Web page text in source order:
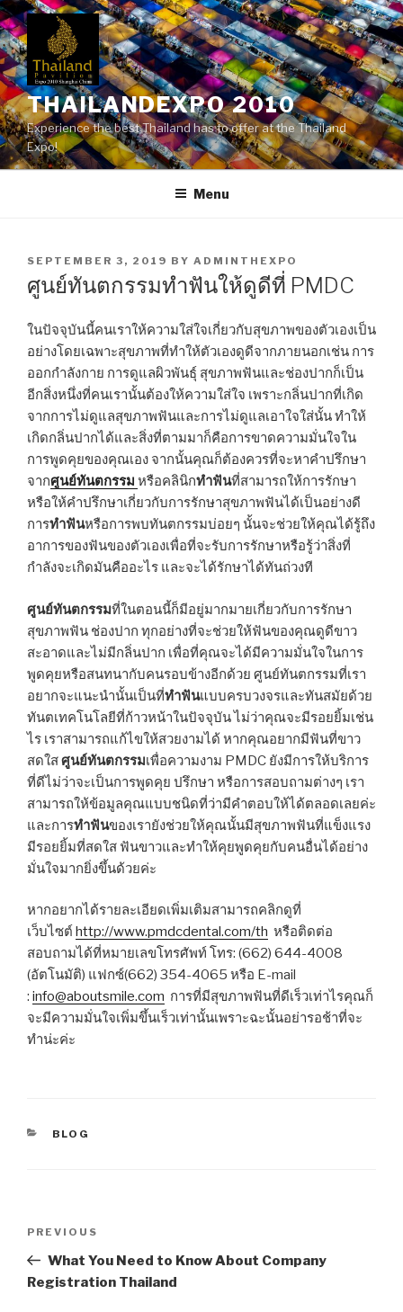
Skip
to
content
THAILANDEXPO 2010
Experience the best Thailand has to offer at the Thailand
Expo!
Menu
POSTED
SEPTEMBER 3, 2019 BY ADMINTHEXPO
ศูนย์ทันตกรรมทำฟันให้ดูดีที่ PMDC
ในปัจจุบันนี้คนเราให้ความใส่ใจเกี่ยวกับสุขภาพของตัวเองเป็น
อย่างโดยเฉพาะสุขภาพที่ทำให้ตัวเองดูดีจากภายนอกเช่น การ
ออกกำลังกาย การดูแลผิวพันธุ์ สุขภาพฟันและช่องปากก็เป็น
อีกสิ่งหนึ่งที่คนเรานั้นต้องให้ความใส่ใจ เพราะกลิ่นปากที่เกิด
จากการไม่ดูแลสุขภาพฟันและการไม่ดูแลเอาใจใส่นั้น ทำให้
เกิดกลิ่นปากได้และสิ่งที่ตามมาก็คือการขาดความมั่นใจใน
การพูดคุยของคุณเอง จากนั้นคุณก็ต้องควรที่จะหาคำปรึกษา
จากศูนย์ทันตกรรม หรือคลินิกทำฟันที่สามารถให้การรักษา
หรือให้คำปรึกษาเกี่ยวกับการรักษาสุขภาพฟันได้เป็นอย่างดี
การทำฟันหรือการพบทันตกรรมบ่อยๆ นั้นจะช่วยให้คุณได้รู้ถึง
อาการของฟันของตัวเองเพื่อที่จะรับการรักษาหรือรู้ว่าสิ่งที่
กำลังจะเกิดมันคืออะไร และจะได้รักษาได้ทันถ่วงที
ศูนย์ทันตกรรมที่ในตอนนี้ก็มีอยู่มากมายเกี่ยวกับการรักษา
สุขภาพฟัน ช่องปาก ทุกอย่างที่จะช่วยให้ฟันของคุณดูดีขาว
สะอาดและไม่มีกลิ่นปาก เพื่อที่คุณจะได้มีความมั่นใจในการ
พูดคุยหรือสนทนากับคนรอบข้างอีกด้วย ศูนย์ทันตกรรมที่เรา
อยากจะแนะนำนั้นเป็นที่ทำฟันแบบครบวงจรและทันสมัยด้วย
ทันตเทคโนโลยีที่ก้าวหน้าในปัจจุบัน ไม่ว่าคุณจะมีรอยยิ้มเช่น
ไร เราสามารถแก้ไขให้สวยงามได้ หากคุณอยากมีฟันที่ขาว
สดใสศูนย์ทันตกรรมเพื่อความงาม PMDC ยังมีการให้บริการ
ที่ดีไม่ว่าจะเป็นการพูดคุย ปรึกษา หรือการสอบถามต่างๆ เรา
สามารถให้ข้อมูลคุณแบบชนิดที่ว่ามีคำตอบให้ได้ตลอดเลยค่ะ
และการทำฟันของเรายังช่วยให้คุณนั้นมีสุขภาพฟันที่แข็งแรง
มีรอยยิ้มที่สดใส ฟันขาวและทำให้คุยพูดคุยกับคนอื่นได้อย่าง
มั่นใจมากยิ่งขึ้นด้วยค่ะ
หากอยากได้รายละเอียดเพิ่มเติมสามารถคลิกดูที่
เว็บไซต์ http://www.pmdcdental.com/th หรือติดต่อ
สอบถามได้ที่หมายเลขโทรศัพท์ โทร: (662) 644-4008
(อัตโนมัติ) แฟกซ์(662) 354-4065 หรือ E-mail
: info@aboutsmile.com การที่มีสุขภาพฟันที่ดีเร็วเท่าไรคุณก็
จะมีความมั่นใจเพิ่มขึ้นเร็วเท่านั้นเพราะฉะนั้นอย่ารอช้าที่จะ
ทำน่ะค่ะ
CATEGORIES
BLOG
Previous
Post
PREVIOUS
What You Need to Know About Company
Registration Thailand